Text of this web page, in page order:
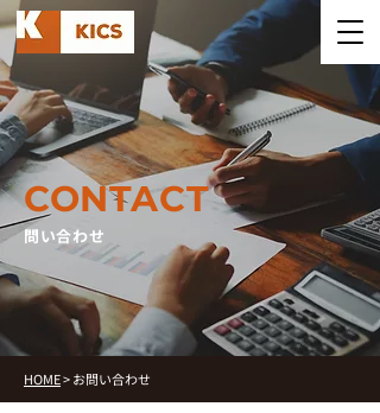
CONTACT
問い合わせ
HOME> お問い合わせ